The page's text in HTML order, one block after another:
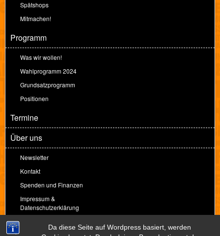
Da diese Seite auf Wordpress basiert, werden
Spätshops
Mitmachen!
Programm
Was wir wollen!
Wahlprogramm 2024
Grundsatzprogramm
Positionen
Termine
Über uns
Newsletter
Kontakt
Spenden und Finanzen
Impressum &
Datenschutzerklärung
Spenden